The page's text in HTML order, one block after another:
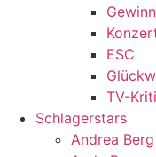
ESC
TV-
Schlagerstars
Andrea Berg